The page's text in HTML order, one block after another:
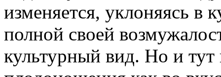
изменяется, уклоняясь в
полной своей
культурный вид. Но и тут